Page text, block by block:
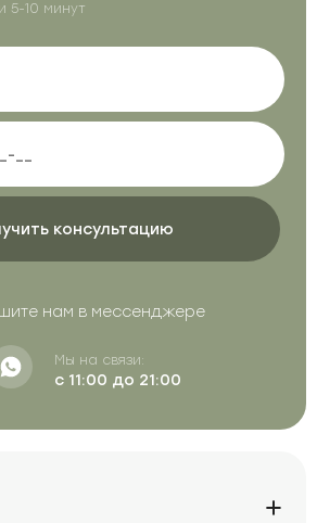
5-10 минут
нам в мессенджере
Мы на связи:
с 11:00 до 21:00